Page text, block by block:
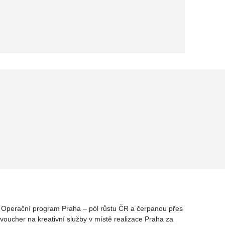
program Praha – pól růstu ČR a čerpanou přes
na kreativní služby v místě realizace Praha za